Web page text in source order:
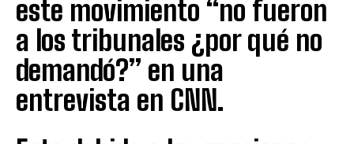
este movimiento “no fueron
a los tribunales ¿por qué no
demandó?” en una
entrevista en CNN.